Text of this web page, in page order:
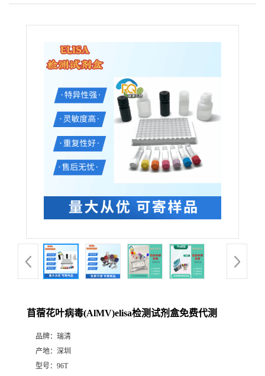
苜蓿花叶病毒(AlMV)elisa检测试剂盒免费代测
品牌： 瑞清
产地： 深圳
型号： 96T